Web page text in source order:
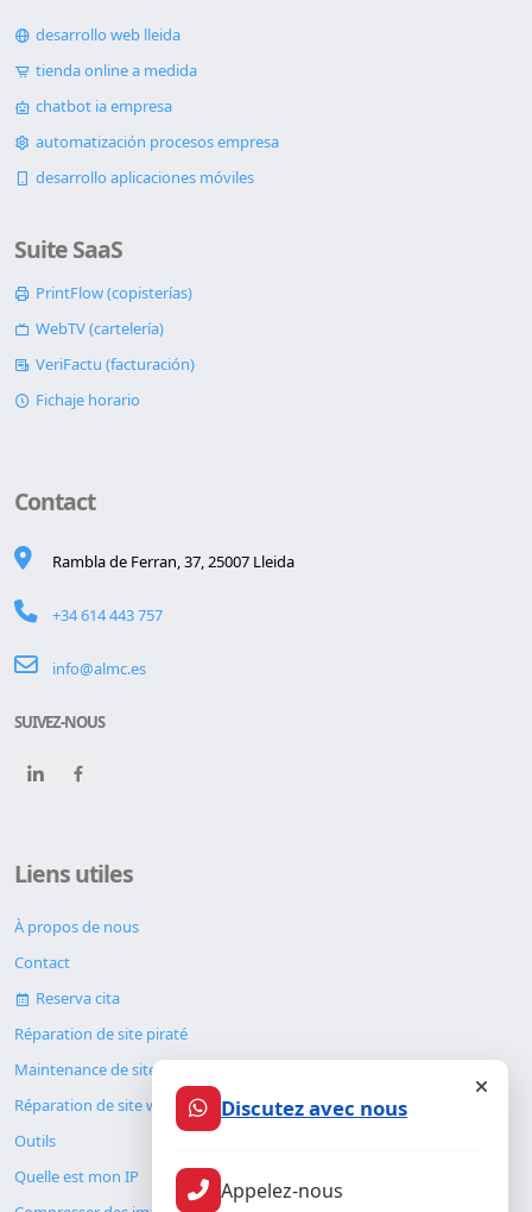
desarrollo web lleida
tienda online a medida
chatbot ia empresa
automatización procesos empresa
desarrollo aplicaciones móviles
Suite SaaS
PrintFlow (copisterías)
WebTV (cartelería)
VeriFactu (facturación)
Fichaje horario
Contact
Rambla de Ferran, 37, 25007 Lleida
+34 614 443 757
info@almc.es
SUIVEZ-NOUS
Liens utiles
À propos de nous
Contact
Reserva cita
Réparation de site piraté
Maintenance de site web
Réparation de site web
Outils
Quelle est mon IP
Discutez avec nous
Appelez-nous